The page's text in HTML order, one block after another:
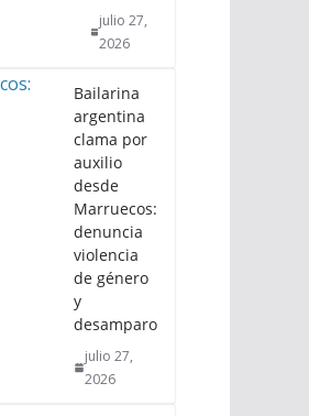
julio 27,
2026
Bailarina
argentina
clama por
auxilio
desde
Marruecos:
denuncia
violencia
de género
y
desamparo
julio 27,
2026